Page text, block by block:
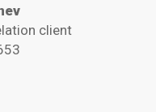
client